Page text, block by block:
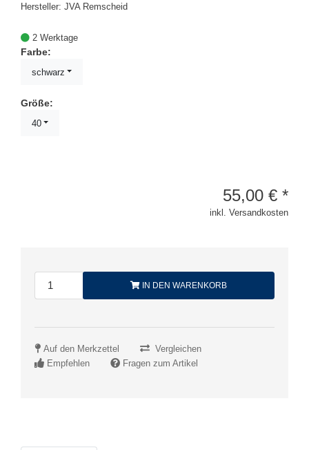
Hersteller: JVA Remscheid
2 Werktage
Farbe:
schwarz
Größe:
40
55,00 € *
inkl. Versandkosten
IN DEN WARENKORB
Auf den Merkzettel
Vergleichen
Empfehlen
Fragen zum Artikel